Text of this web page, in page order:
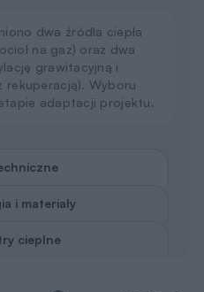
dwa źródła ciepła
na gaz) oraz dwa
grawitacyjną i
rekuperacją). Wyboru
adaptacji projektu.
i materiały
cieplne